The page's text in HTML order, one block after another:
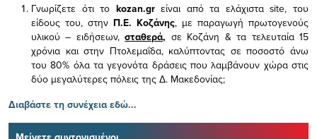
Γνωρίζετε ότι το kozan.gr είναι από τα ελάχισταsite, του
είδους του, στην Π.Ε. Κοζάνης, με παραγωγή πρωτογενούς
υλικού – ειδήσεων,σταθερά, σε Κοζάνη & τα τελευταία 15
χρόνια και στην Πτολεμαΐδα, καλύπτοντας σε ποσοστό άνω
του 80% όλα τα γεγονότα δράσεις που λαμβάνουν χώρα στις
δύο μεγαλύτερες πόλεις της Δ. Μακεδονίας;
Διαβάστε τη συνέχεια εδώ...